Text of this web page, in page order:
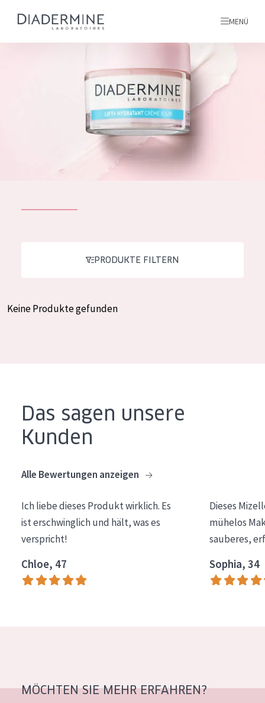
Nachtcreme
Augencreme
PRODUKTLINIE
Essentials
Lift+
Expert
Mischhaut und fettige Haut
ALLE PRODUKTE
MENÜ
Spanish
PRODUKTE FILTERN
Keine Produkte gefunden
Das sagen unsere
Kunden
Alle Bewertungen anzeigen
Ich liebe dieses Produkt wirklich. Es
ist erschwinglich und hält, was es
verspricht!
Chloe, 47
Dieses
mühelos
sauberes,
Sophia, 34
MÖCHTEN SIE MEHR ERFAHREN?